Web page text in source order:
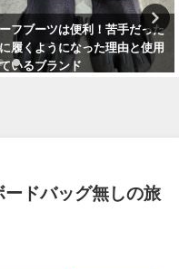
フブーツは便利！苦手だった
履くようになった理由と使用
ているブランド
ドバッグ無しの旅